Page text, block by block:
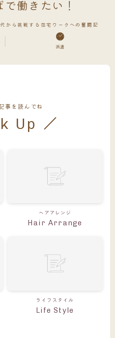
働きたい！
から挑戦する在宅ワークへの奮闘記
派遣
事を読んでね
Up ／
ヘアアレンジ
Hair Arrange
ライフスタイル
Life Style